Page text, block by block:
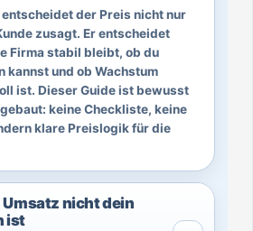
der Preis nicht nur
zusagt. Er entscheidet
Firma stabil bleibt, ob du
kannst und ob Wachstum
ist. Dieser Guide ist bewusst
keine Checkliste, keine
klare Preislogik für die
Umsatz nicht dein
ist